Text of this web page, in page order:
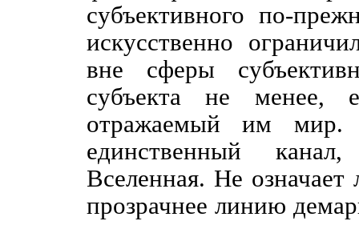
субъективного по-
искусственно
вне сферы
субъекта не менее,
отражаемый им мир.
единственный
Вселенная. Не
прозрачнее линию